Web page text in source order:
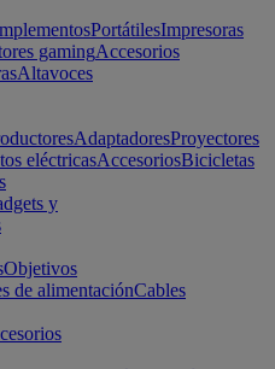
PortátilesImpresoras
gamingAccesorios
Altavoces
AdaptadoresProyectores
eléctricasAccesoriosBicicletas
y
Objetivos
de alimentaciónCables